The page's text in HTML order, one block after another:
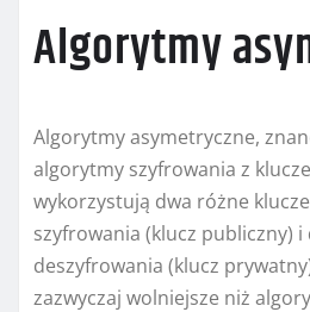
Algorytmy
Algorytmy asymetryczne,
algorytmy szyfrowania z
wykorzystują dwa różne
szyfrowania (klucz publiczny)
deszyfrowania (klucz
zazwyczaj wolniejsze niż